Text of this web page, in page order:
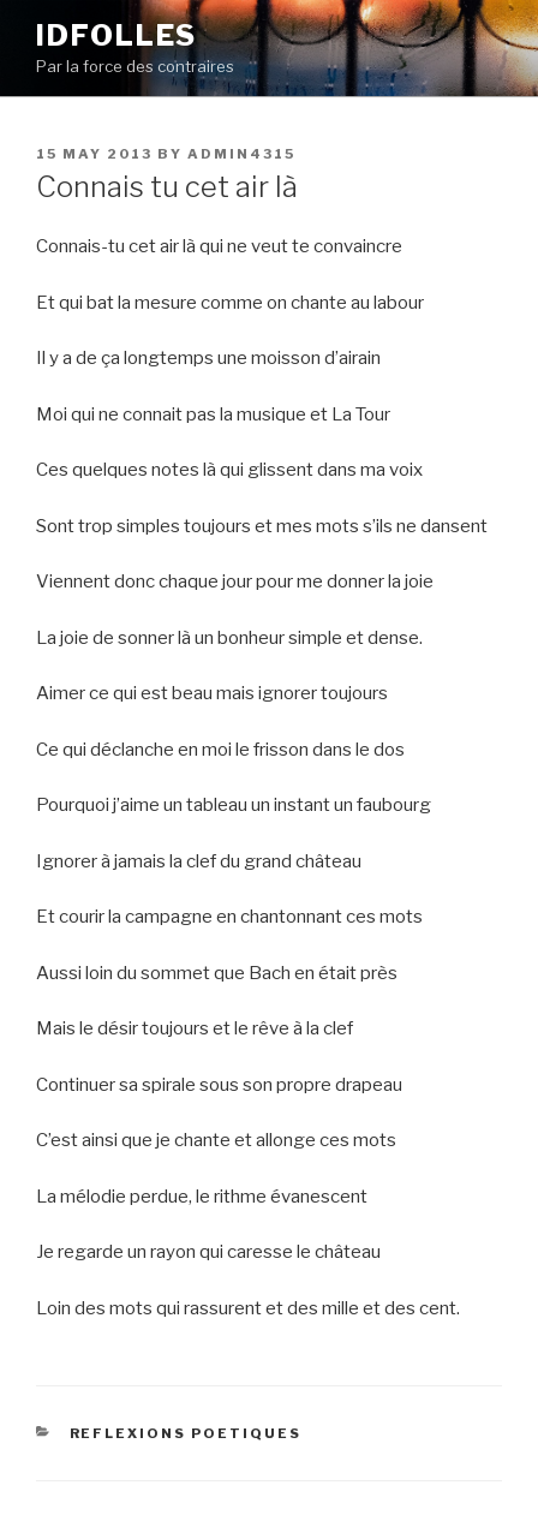
content
IDFOLLES
Par la force des contraires
POSTED
ON
15 MAY 2013 BY ADMIN4315
Connais tu cet air là
Connais-tu cet air là qui ne veut te convaincre
Et qui bat la mesure comme on chante au labour
Il y a de ça longtemps une moisson d’airain
Moi qui ne connait pas la musique et La Tour
Ces quelques notes là qui glissent dans ma voix
Sont trop simples toujours et mes mots s’ils ne dansent
Viennent donc chaque jour pour me donner la joie
La joie de sonner là un bonheur simple et dense.
Aimer ce qui est beau mais ignorer toujours
Ce qui déclanche en moi le frisson dans le dos
Pourquoi j’aime un tableau un instant un faubourg
Ignorer à jamais la clef du grand château
Et courir la campagne en chantonnant ces mots
Aussi loin du sommet que Bach en était près
Mais le désir toujours et le rêve à la clef
Continuer sa spirale sous son propre drapeau
C’est ainsi que je chante et allonge ces mots
La mélodie perdue, le rithme évanescent
Je regarde un rayon qui caresse le château
Loin des mots qui rassurent et des mille et des cent.
CATEGORIES
REFLEXIONS POETIQUES